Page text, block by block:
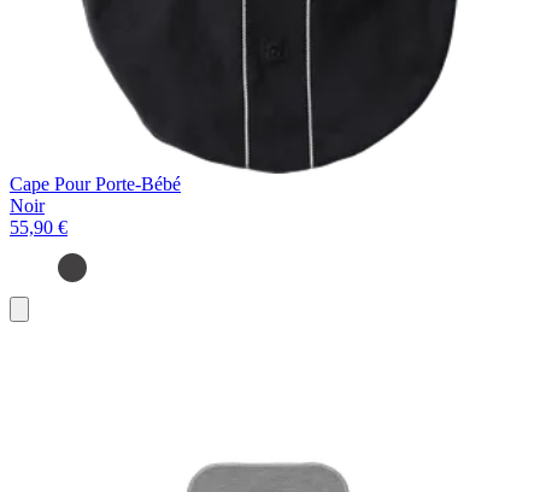
Cape Pour Porte-Bébé
Noir
55,90 €
au